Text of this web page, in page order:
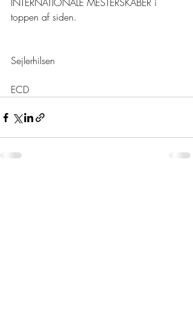
INTERNATIONALE MESTERSKABER i
toppen af siden.
Sejlerhilsen
ECD